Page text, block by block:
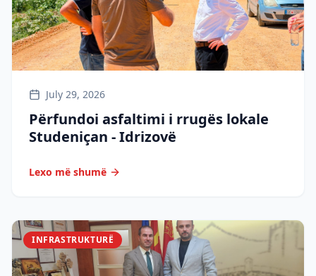
July 29, 2026
Përfundoi asfaltimi i rrugës lokale
Studeniçan - Idrizovë
Lexo më shumë
INFRASTRUKTURË